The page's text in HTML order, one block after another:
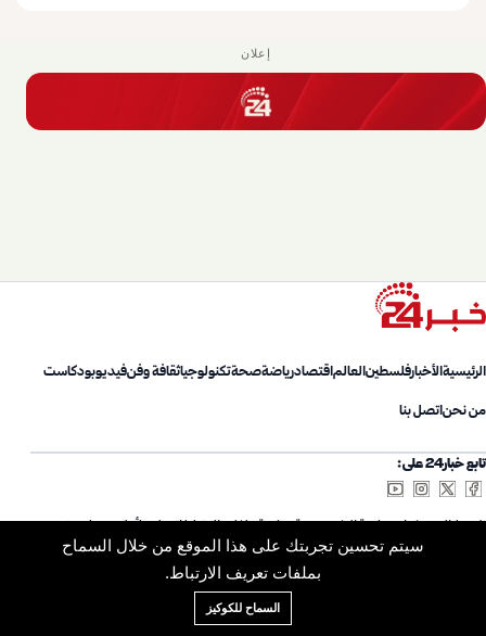
إعلان
الرئيسيةالأخبارفلسطينالعالماقتصادرياضةصحةتكنولوجياثقافة وفنفيديوبودكاست
من نحناتصل بنا
تابع خبار24 على:
شروط الاستخدامسياسة الخصوصيةسياسة ملفات الارتباطاتصل بناأعلن معنامن نحن
سيتم تحسين تجربتك على هذا الموقع من خلال السماح
بملفات تعريف الارتباط.
السماح للكوكيز